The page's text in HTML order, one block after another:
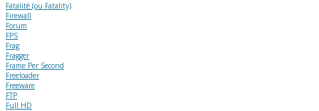
Fatalité (ou Fatality)
Firewall
Forum
FPS
Frag
Fragger
Frame Per Second
Freeloader
Freeware
FTP
Full HD